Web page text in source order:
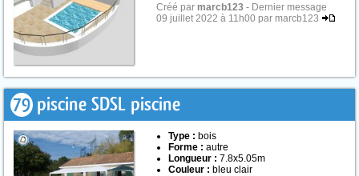
Créé par marcb123 - Dernier message
09 juillet 2022 à 11h00 par marcb123
79 piscine SDSL piscine
Type : bois
Forme : autre
Longueur : 7.8x5.05m
Couleur : bleu clair